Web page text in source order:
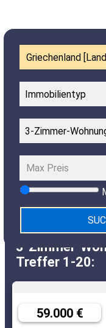
3-Zimmer-
Treffer 1-20:
59.000 €